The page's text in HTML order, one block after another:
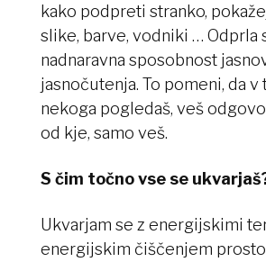
kako podpreti stranko,
slike, barve, vodniki … Odprla
nadnaravna sposobnost
jasnočutenja. To pomeni, da
nekoga pogledaš, veš
od kje, samo veš.
S čim točno vse se
Ukvarjam se z energijskimi
energijskim čiščenjem